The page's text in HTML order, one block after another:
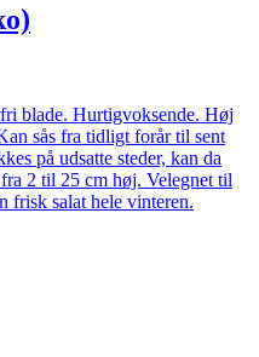
blade. Hurtigvoksende. Høj
sås fra tidligt forår til sent
på udsatte steder, kan da
2 til 25 cm høj. Velegnet til
frisk salat hele vinteren.